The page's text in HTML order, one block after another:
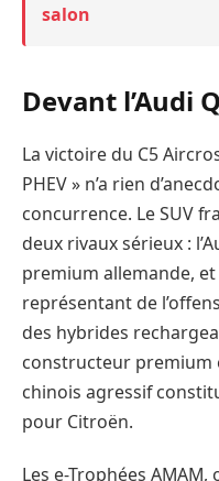
salon
Devant l’Audi
La victoire du C5
PHEV » n’a rien
concurrence. Le SUV
deux rivaux sérieux :
premium allemande, et
représentant de
des hybrides
constructeur premium
chinois agressif
pour Citroën.
Les e-Trophées